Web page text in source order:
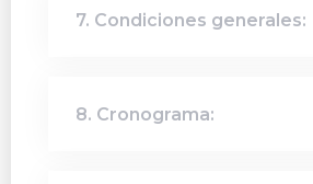
7. Condiciones generales:
8. Cronograma: